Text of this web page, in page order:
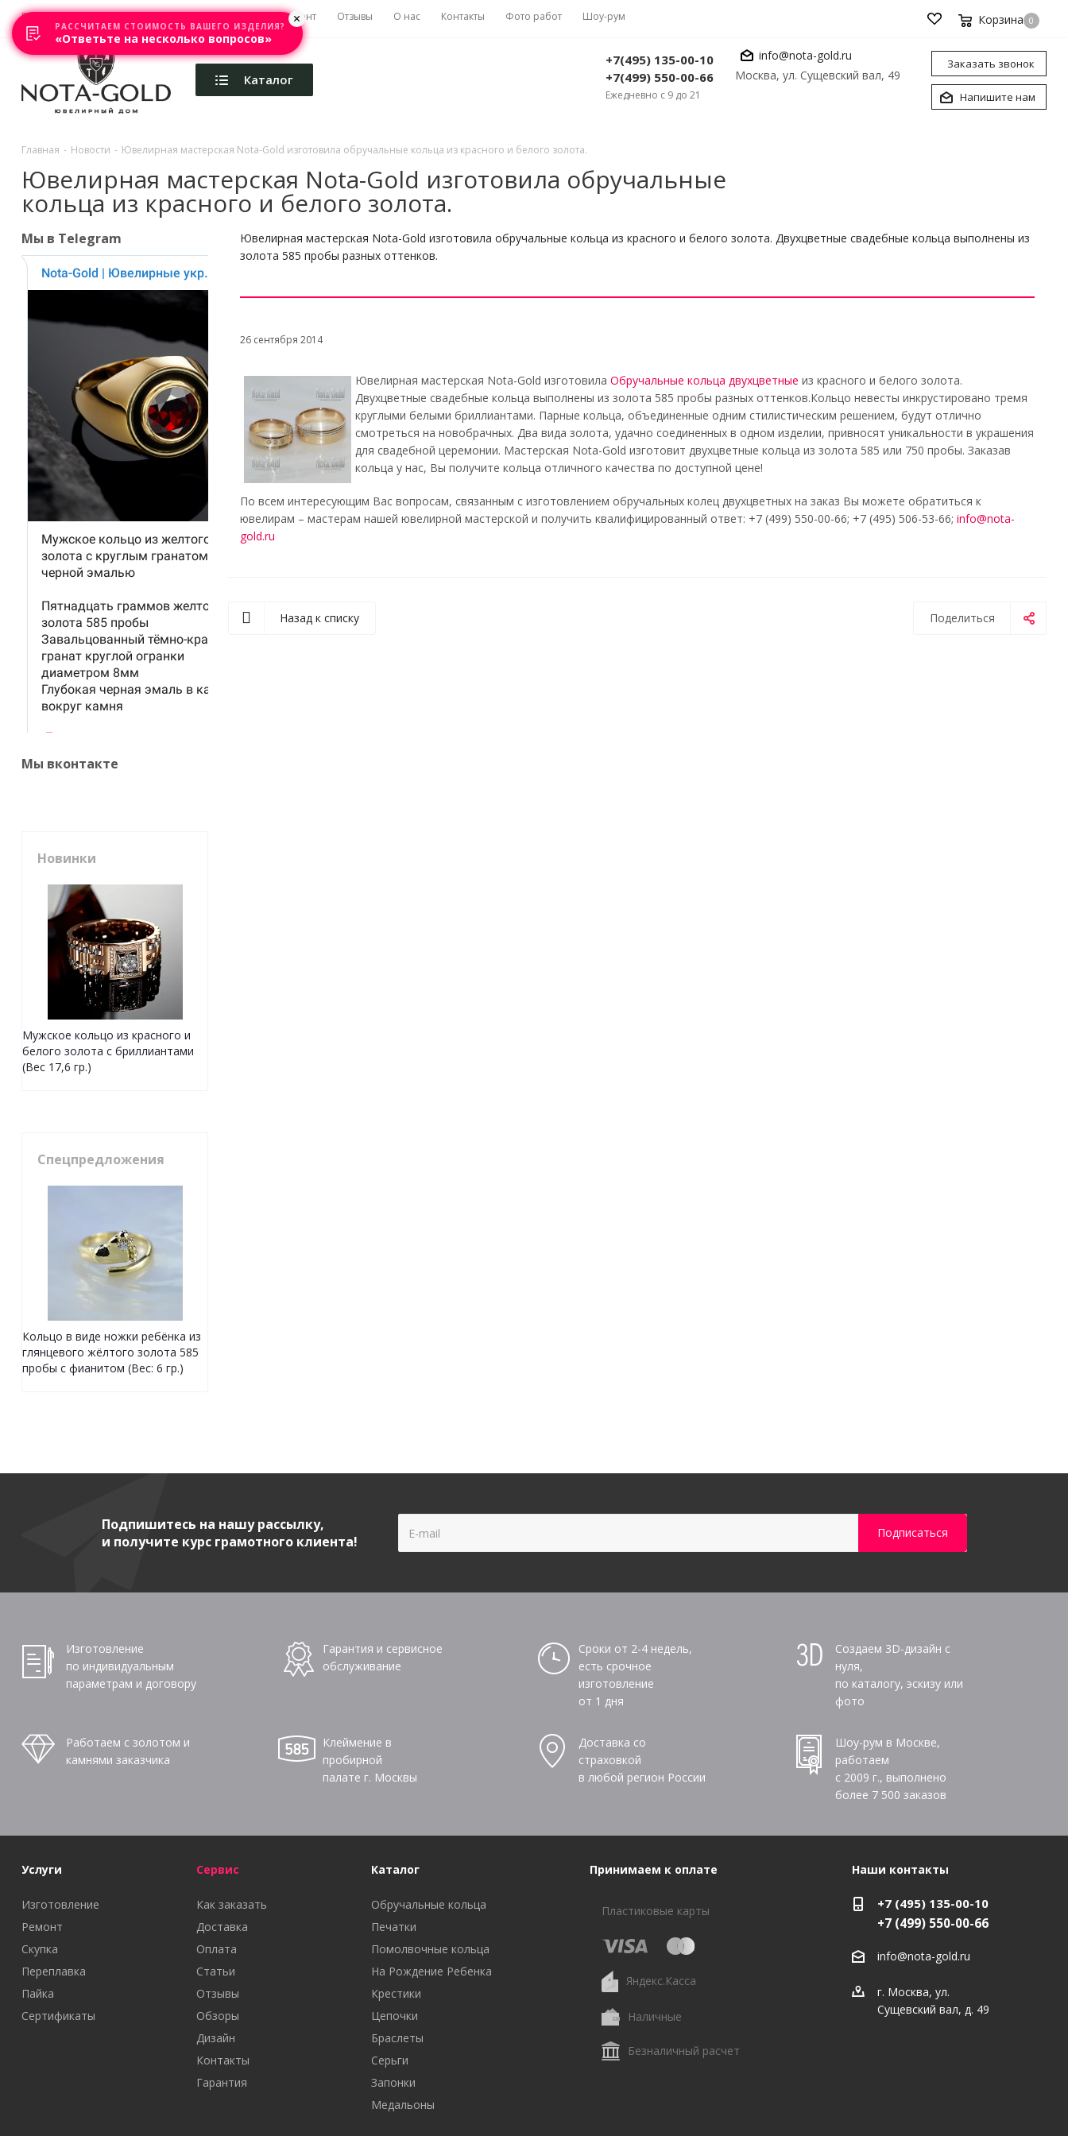
Главная Акции Каталоги Изготовление Ремонт Отзывы О нас Контакты Фото работ Шоу-рум Корзина 0
Каталог
+7(495) 135-00-10
+7(499) 550-00-66
Ежедневно с 9 до 21
info@nota-gold.ru
Москва, ул. Сущевский вал, 49
Заказать звонок
Напишите нам
Главная - Новости - Ювелирная мастерская Nota-Gold изготовила обручальные кольца из красного и белого золота.
Ювелирная мастерская Nota-Gold изготовила обручальные
кольца из красного и белого золота.
Ювелирная мастерская Nota-Gold изготовила обручальные кольца из красного и белого золота. Двухцветные свадебные кольца выполнены из
золота 585 пробы разных оттенков.
26 сентября 2014
Ювелирная мастерская Nota-Gold изготовила Обручальные кольца двухцветные из красного и белого золота.
Двухцветные свадебные кольца выполнены из золота 585 пробы разных оттенков.Кольцо невесты инкрустировано тремя
круглыми белыми бриллиантами. Парные кольца, объединенные одним стилистическим решением, будут отлично
смотреться на новобрачных. Два вида золота, удачно соединенных в одном изделии, привносят уникальности в украшения
для свадебной церемонии. Мастерская Nota-Gold изготовит двухцветные кольца из золота 585 или 750 пробы. Заказав
кольца у нас, Вы получите кольца отличного качества по доступной цене!
По всем интересующим Вас вопросам, связанным с изготовлением обручальных колец двухцветных на заказ Вы можете обратиться к
ювелирам – мастерам нашей ювелирной мастерской и получить квалифицированный ответ: +7 (499) 550-00-66; +7 (495) 506-53-66; info@nota-
gold.ru
Поделиться
Назад к списку
Мы в Telegram
Мы вконтакте
Новинки
Мужское кольцо из красного и
белого золота с бриллиантами
(Вес 17,6 гр.)
Спецпредложения
Кольцо в виде ножки ребёнка из
глянцевого жёлтого золота 585
пробы с фианитом (Вес: 6 гр.)
Подпишитесь на нашу рассылку,
и получите курс грамотного клиента!
Изготовление
по индивидуальным
параметрам и договору
Гарантия и сервисное
обслуживание
Сроки от 2-4 недель,
есть срочное
изготовление
от 1 дня
Создаем 3D-дизайн с
нуля,
по каталогу, эскизу или
фото
Работаем с золотом и
камнями заказчика
Клеймение в
пробирной
палате г. Москвы
Доставка со
страховкой
в любой регион России
Шоу-рум в Москве,
работаем
с 2009 г., выполнено
более 7 500 заказов
Услуги
Изготовление
Ремонт
Скупка
Переплавка
Пайка
Сертификаты
Сервис
Как заказать
Доставка
Оплата
Статьи
Отзывы
Обзоры
Дизайн
Контакты
Гарантия
Каталог
Обручальные кольца
Печатки
Помолвочные кольца
На Рождение Ребенка
Крестики
Цепочки
Браслеты
Серьги
Запонки
Медальоны
Принимаем к оплате
Пластиковые карты
Яндекс.Касса
Наличные
Безналичный расчет
Наши контакты
+7 (495) 135-00-10
+7 (499) 550-00-66
info@nota-gold.ru
г. Москва, ул.
Сущевский вал, д. 49
РАССЧИТАЕМ СТОИМОСТЬ ВАШЕГО ИЗДЕЛИЯ?
«Ответьте на несколько вопросов»